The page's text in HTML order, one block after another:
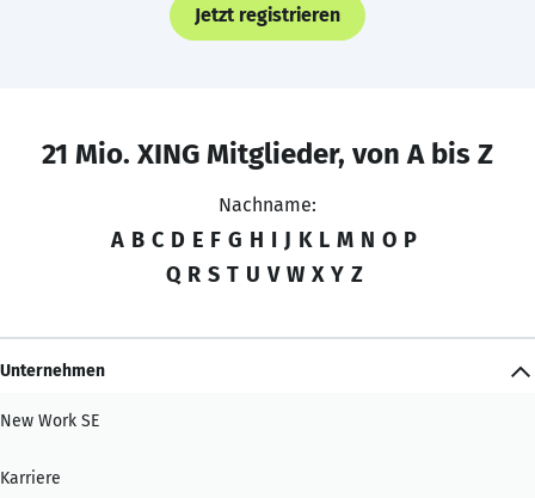
Jetzt registrieren
21 Mio. XING Mitglieder, von A bis Z
Nachname:
A B C D E F G H I J K L M N O P
Q R S T U V W X Y Z
Unternehmen
New Work SE
Karriere